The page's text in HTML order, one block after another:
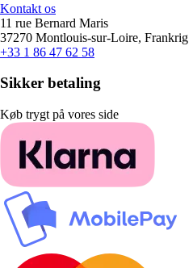
Kontakt os
11 rue Bernard Maris
37270 Montlouis-sur-Loire, Frankrig
+33 1 86 47 62 58
Sikker betaling
Køb trygt på vores side